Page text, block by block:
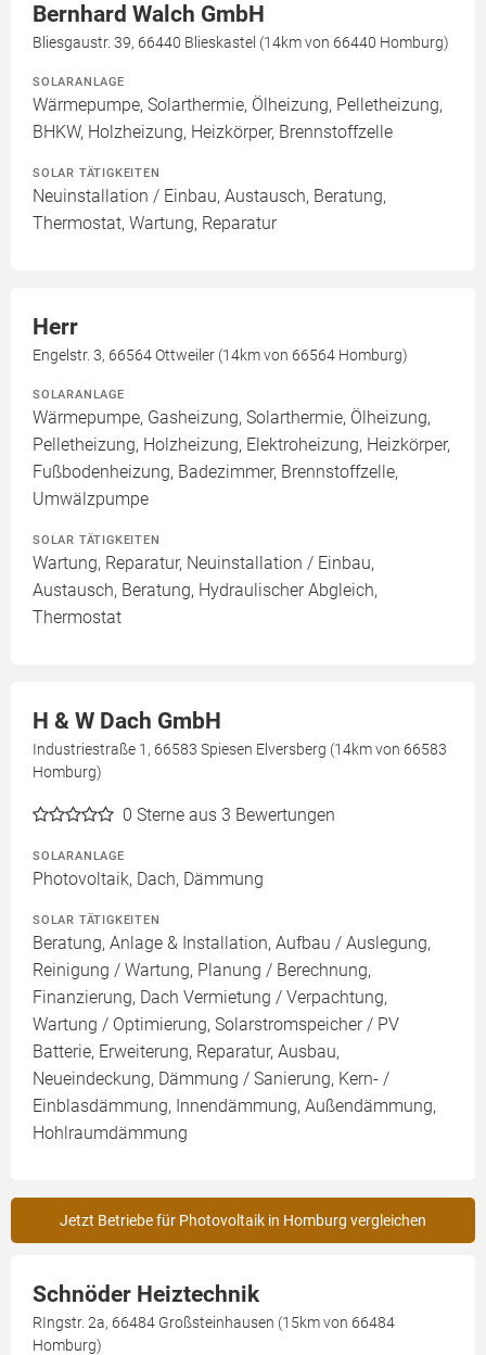
Bernhard Walch GmbH
Bliesgaustr. 39, 66440 Blieskastel (14km von 66440 Homburg)
SOLARANLAGE
Wärmepumpe, Solarthermie, Ölheizung, Pelletheizung,
BHKW, Holzheizung, Heizkörper, Brennstoffzelle
SOLAR TÄTIGKEITEN
Neuinstallation / Einbau, Austausch, Beratung,
Thermostat, Wartung, Reparatur
Herr
Engelstr. 3, 66564 Ottweiler (14km von 66564 Homburg)
SOLARANLAGE
Wärmepumpe, Gasheizung, Solarthermie, Ölheizung,
Pelletheizung, Holzheizung, Elektroheizung, Heizkörper,
Fußbodenheizung, Badezimmer, Brennstoffzelle,
Umwälzpumpe
SOLAR TÄTIGKEITEN
Wartung, Reparatur, Neuinstallation / Einbau,
Austausch, Beratung, Hydraulischer Abgleich,
Thermostat
H & W Dach GmbH
Industriestraße 1, 66583 Spiesen Elversberg (14km von 66583
Homburg)
0 Sterne aus 3 Bewertungen
SOLARANLAGE
Photovoltaik, Dach, Dämmung
SOLAR TÄTIGKEITEN
Beratung, Anlage & Installation, Aufbau / Auslegung,
Reinigung / Wartung, Planung / Berechnung,
Finanzierung, Dach Vermietung / Verpachtung,
Wartung / Optimierung, Solarstromspeicher / PV
Batterie, Erweiterung, Reparatur, Ausbau,
Neueindeckung, Dämmung / Sanierung, Kern- /
Einblasdämmung, Innendämmung, Außendämmung,
Hohlraumdämmung
Jetzt Betriebe für Photovoltaik in Homburg vergleichen
Schnöder Heiztechnik
RIngstr. 2a, 66484 Großsteinhausen (15km von 66484
Homburg)